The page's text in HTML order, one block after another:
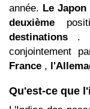
année. Le Japon
deuxième
destinations .
conjointement
France ,
Qu'est-ce que